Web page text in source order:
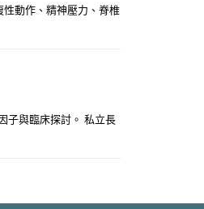
動作、精神壓力、脊椎
子與臨床探討。 私立長